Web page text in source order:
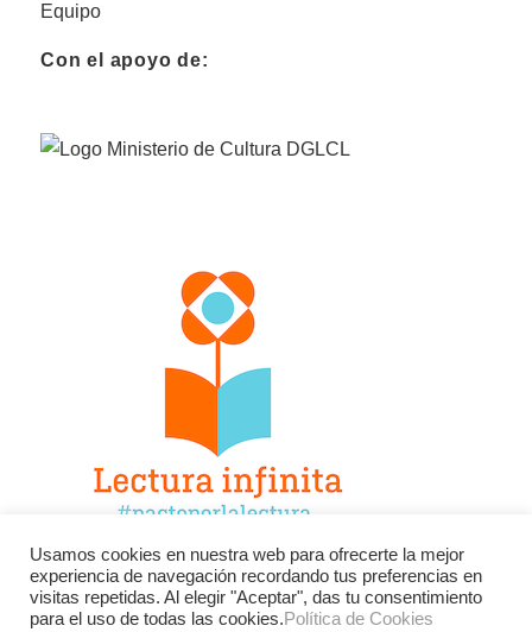
Equipo
Con el apoyo de:
Facebook Twitter
Instagram
YouTube
LinkedIn Contacto
Usamos cookies en nuestra web para ofrecerte la mejor
experiencia de navegación recordando tus preferencias en
visitas repetidas. Al elegir "Aceptar", das tu consentimiento
para el uso de todas las cookies.Política de Cookies